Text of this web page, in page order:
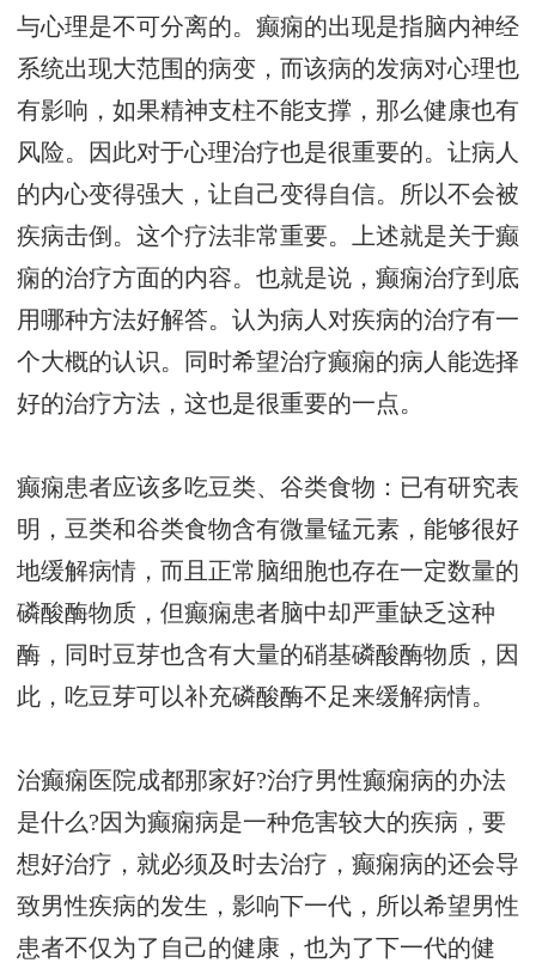
与心理是不可分离的。癫痫的出现是指脑内神经
系统出现大范围的病变，而该病的发病对心理也
有影响，如果精神支柱不能支撑，那么健康也有
风险。因此对于心理治疗也是很重要的。让病人
的内心变得强大，让自己变得自信。所以不会被
疾病击倒。这个疗法非常重要。上述就是关于癫
痫的治疗方面的内容。也就是说，癫痫治疗到底
用哪种方法好解答。认为病人对疾病的治疗有一
个大概的认识。同时希望治疗癫痫的病人能选择
好的治疗方法，这也是很重要的一点。
癫痫患者应该多吃豆类、谷类食物：已有研究表
明，豆类和谷类食物含有微量锰元素，能够很好
地缓解病情，而且正常脑细胞也存在一定数量的
磷酸酶物质，但癫痫患者脑中却严重缺乏这种
酶，同时豆芽也含有大量的硝基磷酸酶物质，因
此，吃豆芽可以补充磷酸酶不足来缓解病情。
治癫痫医院成都那家好?治疗男性癫痫病的办法
是什么?因为癫痫病是一种危害较大的疾病，要
想好治疗，就必须及时去治疗，癫痫病的还会导
致男性疾病的发生，影响下一代，所以希望男性
患者不仅为了自己的健康，也为了下一代的健